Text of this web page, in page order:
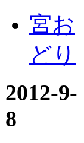
宮お
どり
2012-9-
8